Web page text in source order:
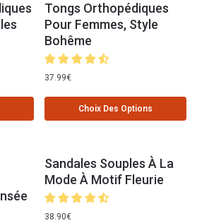
Tongs Orthopédiques
Pour Femmes, Style
Bohême
37.99€
Choix Des Options
Sandales Souples À La
Mode À Motif Fleurie
38.90€